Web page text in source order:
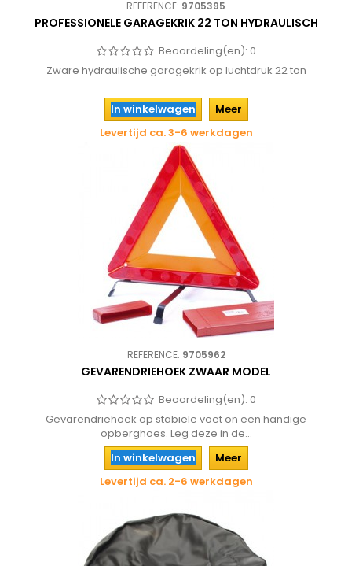
REFERENCE: 9705395
PROFESSIONELE GARAGEKRIK 22 TON HYDRAULISCH
Beoordeling(en): 0
Zware hydraulische garagekrik op luchtdruk 22 ton
In winkelwagen
Meer
Levertijd ca. 3-6 werkdagen
REFERENCE: 9705962
GEVARENDRIEHOEK ZWAAR MODEL
Beoordeling(en): 0
Gevarendriehoek op stabiele voet on een handige
opberghoes. Leg deze in de...
In winkelwagen
Meer
Levertijd ca. 2-6 werkdagen